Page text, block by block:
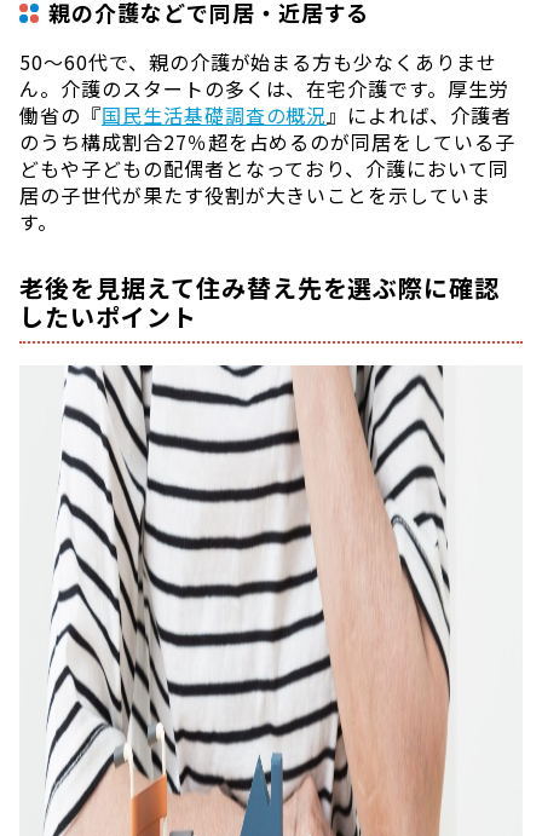
親の介護などで同居・近居する
50〜60代で、親の介護が始まる方も少なくありませ
ん。介護のスタートの多くは、在宅介護です。厚生労
働省の『国民生活基礎調査の概況』によれば、介護者
のうち構成割合27％超を占めるのが同居をしている子
どもや子どもの配偶者となっており、介護において同
居の子世代が果たす役割が大きいことを示していま
す。
老後を見据えて住み替え先を選ぶ際に確認
したいポイント